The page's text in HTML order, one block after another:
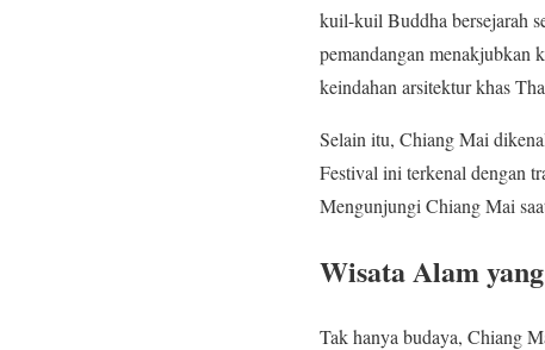
kuil-kuil Buddha bersejarah
pemandangan menakjubkan
keindahan arsitektur khas
Selain itu, Chiang Mai
Festival ini terkenal dengan
Mengunjungi Chiang Mai
Wisata Alam
Tak hanya budaya, Chiang